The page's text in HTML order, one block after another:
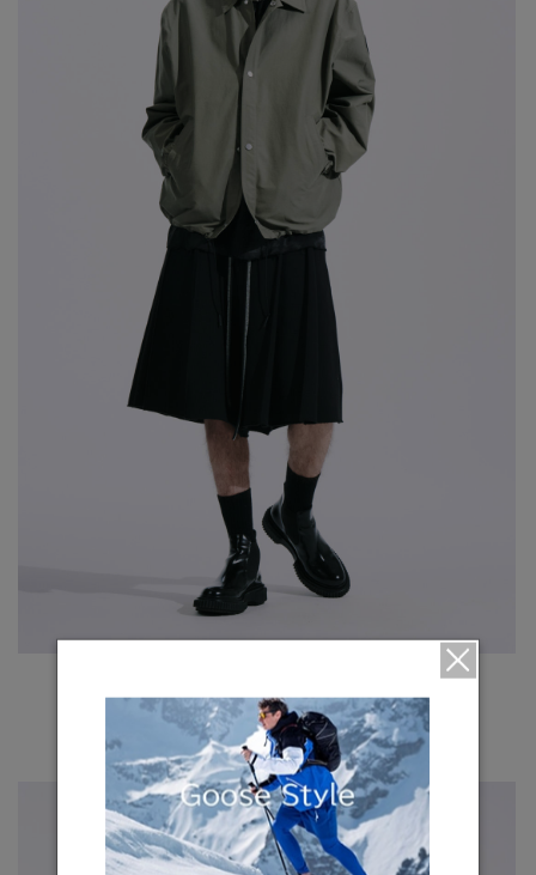
ヒントン ウィンド シャツ ジャケット ブラックレーベル
フュージョンフィット
¥106,700（tax in）